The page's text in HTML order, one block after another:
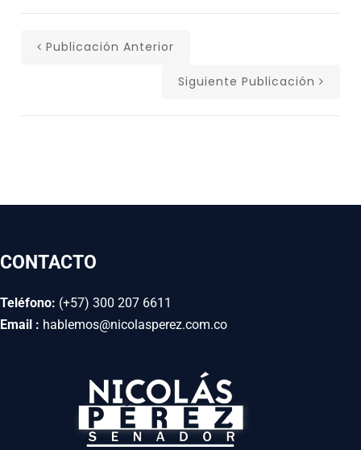
Publicación Anterior
Siguiente Publicación
CONTACTO
Teléfono: (+57) 300 207 6611
Email : hablemos@nicolasperez.com.co